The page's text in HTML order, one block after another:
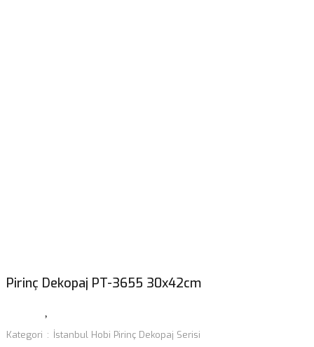
Pirinç Dekopaj PT-3655 30x42cm
Kategori
İstanbul Hobi Pirinç Dekopaj Serisi